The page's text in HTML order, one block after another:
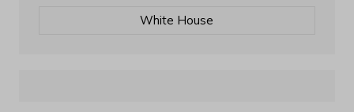
White House